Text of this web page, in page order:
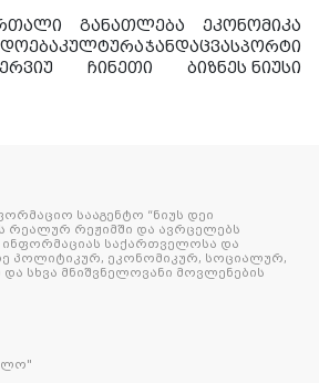
განათლება
ეკონომიკა
კულტურაჯანდაცვასპორტი
ჩინეთი ბიზნეს ნიუსი
სააგენტო “ნიუს დეი
რეალურ რეჟიმში და ავრცელებს
ინფორმაციას საქართველოსა და
პოლიტიკურ, ეკონომიკურ, სოციალურ,
სხვა მნიშვნელოვანი მოვლენების